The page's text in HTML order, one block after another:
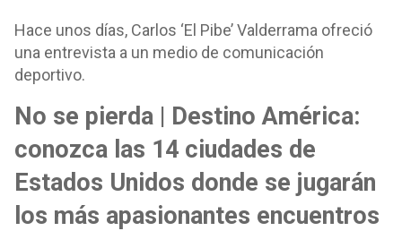
Hace unos días, Carlos ‘El Pibe’ Valderrama ofreció
una entrevista a un medio de comunicación
deportivo.
No se pierda | Destino América:
conozca las 14 ciudades de
Estados Unidos donde se jugarán
los más apasionantes encuentros